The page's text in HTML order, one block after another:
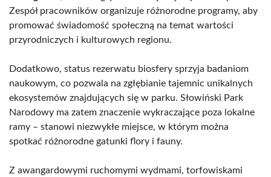
Zespół pracowników organizuje różnorodne programy, aby
promować świadomość społeczną na temat wartości
przyrodniczych i kulturowych regionu.
Dodatkowo, status rezerwatu biosfery sprzyja badaniom
naukowym, co pozwala na zgłębianie tajemnic unikalnych
ekosystemów znajdujących się w parku. Słowiński Park
Narodowy ma zatem znaczenie wykraczające poza lokalne
ramy – stanowi niezwykłe miejsce, w którym można
spotkać różnorodne gatunki flory i fauny.
Z awangardowymi ruchomymi wydmami, torfowiskami